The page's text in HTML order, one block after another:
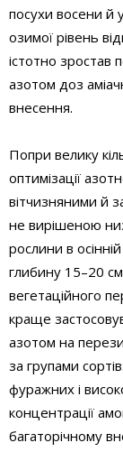
посухи восени й
озимої рівень
істотно зростав
азотом доз
внесення.
Попри велику
оптимізації
вітчизняними й
не вирішеною
рослини в
глибину 15–20 см
вегетаційного
краще
азотом на
за групами
фуражних і
концентрації
багаторічному